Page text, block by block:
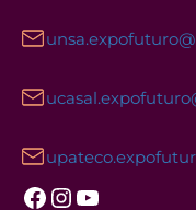
Facebook InstagramYouTube